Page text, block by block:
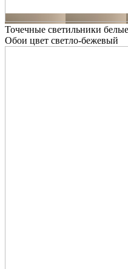
Точечные светильники белые
Обои цвет светло-бежевый